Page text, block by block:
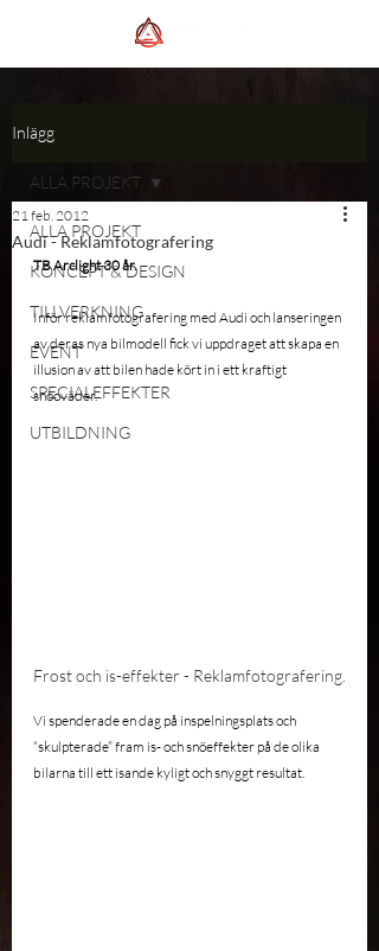
Inlägg
ALLA PROJEKT
KONCEPT & DESIGN
TILLVERKNING
EVENT
SPECIALEFFEKTER
UTBILDNING
ALLA PROJEKT
Audi - Reklamfotografering
21 feb. 2012
TB Arclight 30 år.
Inför reklamfotografering med Audi och lanseringen
av deras nya bilmodell fick vi uppdraget att skapa en
illusion av att bilen hade kört in i ett kraftigt
snöoväder.
Frost och is-effekter - Reklamfotografering.
Vi spenderade en dag på inspelningsplats och
“skulpterade” fram is- och snöeffekter på de olika
bilarna till ett isande kyligt och snyggt resultat.